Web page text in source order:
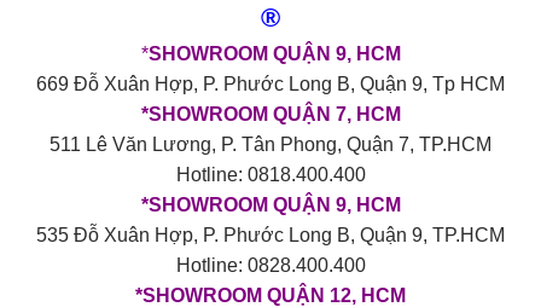
®
*SHOWROOM QUẬN 9, HCM
669 Đỗ Xuân Hợp, P. Phước Long B, Quận 9, Tp HCM
*SHOWROOM QUẬN 7, HCM
511 Lê Văn Lương, P. Tân Phong, Quận 7, TP.HCM
Hotline: 0818.400.400
*SHOWROOM QUẬN 9, HCM
535 Đỗ Xuân Hợp, P. Phước Long B, Quận 9, TP.HCM
Hotline: 0828.400.400
*SHOWROOM QUẬN 12, HCM